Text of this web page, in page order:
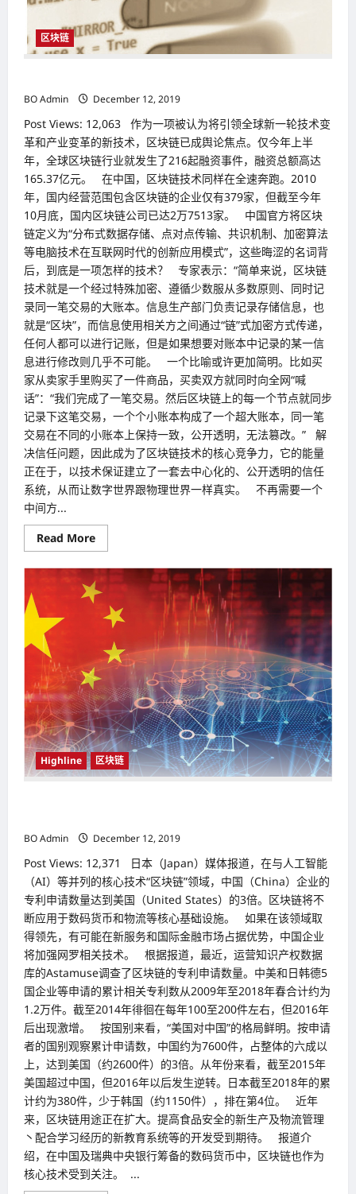
区块链
BO Admin
December 12, 2019
Post Views: 12,063 作为一项被认为将引领全球新一轮技术变
革和产业变革的新技术，区块链已成舆论焦点。仅今年上半
年，全球区块链行业就发生了216起融资事件，融资总额高达
165.37亿元。 在中国，区块链技术同样在全速奔跑。2010
年，国内经营范围包含区块链的企业仅有379家，但截至今年
10月底，国内区块链公司已达2万7513家。 中国官方将区块
链定义为“分布式数据存储、点对点传输、共识机制、加密算法
等电脑技术在互联网时代的创新应用模式”，这些晦涩的名词背
后，到底是一项怎样的技术？ 专家表示：“简单来说，区块链
技术就是一个经过特殊加密、遵循少数服从多数原则、同时记
录同一笔交易的大账本。信息生产部门负责记录存储信息，也
就是“区块”，而信息使用相关方之间通过“链”式加密方式传递，
任何人都可以进行记账，但是如果想要对账本中记录的某一信
息进行修改则几乎不可能。 一个比喻或许更加简明。比如买
家从卖家手里购买了一件商品，买卖双方就同时向全网“喊
话”：“我们完成了一笔交易。然后区块链上的每一个节点就同步
记录下这笔交易，一个个小账本构成了一个超大账本，同一笔
交易在不同的小账本上保持一致，公开透明，无法篡改。” 解
决信任问题，因此成为了区块链技术的核心竞争力，它的能量
正在于，以技术保证建立了一套去中心化的、公开透明的信任
系统，从而让数字世界跟物理世界一样真实。 不再需要一个
中间方...
Read MoreRead
more
泡
沫
散
去
后
链
真
正
价
值
受
肯
定
Highline 区块链
BO Admin
December 12, 2019
Post Views: 12,371 日本（Japan）媒体报道，在与人工智能
（AI）等并列的核心技术“区块链”领域，中国（China）企业的
专利申请数量达到美国（United States）的3倍。区块链将不
断应用于数码货币和物流等核心基础设施。 如果在该领域取
得领先，有可能在新服务和国际金融市场占据优势，中国企业
将加强网罗相关技术。 根据报道，最近，运营知识产权数据
库的Astamuse调查了区块链的专利申请数量。中美和日韩德5
国企业等申请的累计相关专利数从2009年至2018年春合计约为
1.2万件。截至2014年徘徊在每年100至200件左右，但2016年
后出现激增。 按国别来看，“美国对中国”的格局鲜明。按申请
者的国别观察累计申请数，中国约为7600件，占整体的六成以
上，达到美国（约2600件）的3倍。从年份来看，截至2015年
美国超过中国，但2016年以后发生逆转。日本截至2018年的累
计约为380件，少于韩国（约1150件），排在第4位。 近年
来，区块链用途正在扩大。提高食品安全的新生产及物流管理
丶配合学习经历的新教育系统等的开发受到期待。 报道介
绍，在中国及瑞典中央银行筹备的数码货币中，区块链也作为
核心技术受到关注。 ...